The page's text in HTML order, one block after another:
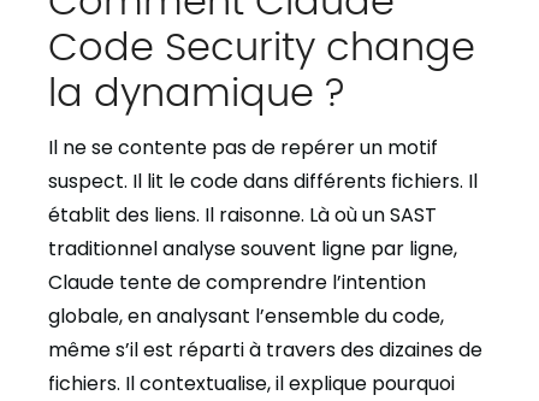
Code Security change
la dynamique ?
Il ne se contente pas de repérer un motif
suspect. Il lit le code dans différents fichiers. Il
établit des liens. Il raisonne. Là où un SAST
traditionnel analyse souvent ligne par ligne,
Claude tente de comprendre l’intention
globale, en analysant l’ensemble du code,
même s’il est réparti à travers des dizaines de
fichiers. Il contextualise, il explique pourquoi